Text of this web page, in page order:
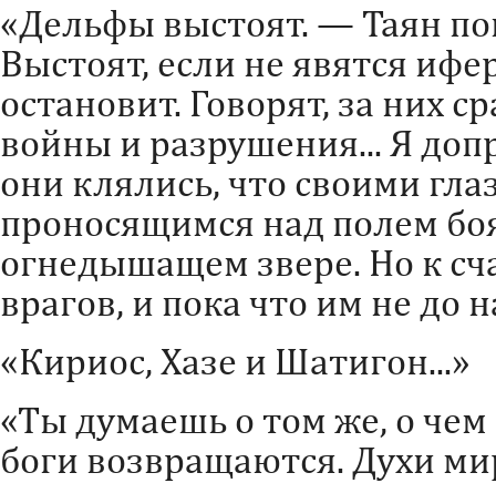
«Дельфы выстоят. — Таян
Выстоят, если не явятся
остановит. Говорят, за них
войны и разрушения... Я
они клялись, что своими
проносящимся над полем
огнедышащем звере. Но к
врагов, и пока что им не до
«Кириос, Хазе и Шатигон...»
«Ты думаешь о том же, о чем
боги возвращаются. Духи